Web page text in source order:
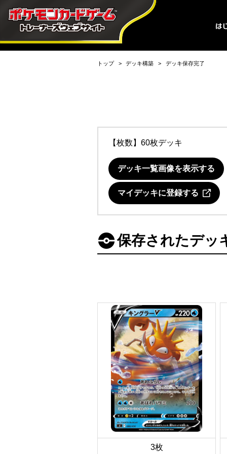
トップ デッキ構築 デッキ保存完了
【枚数】60枚デッキ
デッキ一覧画像を表示する
マイデッキに登録する
保存されたデッ
3枚